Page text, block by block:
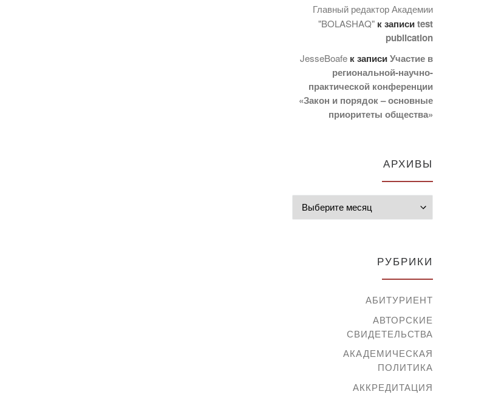
Главный редактор Академии
"BOLASHAQ" к записиtest
publication
JesseBoafe к записиУчастие в
региональной-научно-
практической конференции
«Закон и порядок – основные
приоритеты общества»
АРХИВЫ
РУБРИКИ
АБИТУРИЕНТ
АВТОРСКИЕ
СВИДЕТЕЛЬСТВА
АКАДЕМИЧЕСКАЯ
ПОЛИТИКА
АККРЕДИТАЦИЯ